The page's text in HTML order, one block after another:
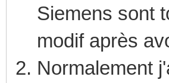
Siemens sont
modif après
Normalement